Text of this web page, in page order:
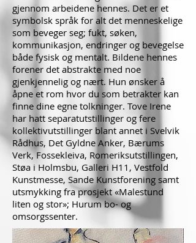
gjennom arbeidene hennes. Det er et
symbolsk språk for alt det menneskelige
som beveger seg; fukt, søken,
kommunikasjon, endringer og bevegelse
både fysisk og mentalt. Bildene hennes
forener det abstrakte med noe
gjenkjennelig og nært. Hun ønsker å
åpne et rom hvor du som betrakter kan
finne dine egne tolkninger. Tove Irene
har hatt ​ separatutstillinger og fere
kollektivutstillinger blant annet i Svelvik
Rådhus, Det Gyldne Anker, Bærums
Verk, Fossekleiva, Romeriksutstillingen,
Støa i Holmsbu, Galleri H11, Vestfold
Kunstmesse, Sande Kunstforening samt
utsmykking fra prosjekt «Malestund
liten og stor»; Hurum bo- og
omsorgssenter.